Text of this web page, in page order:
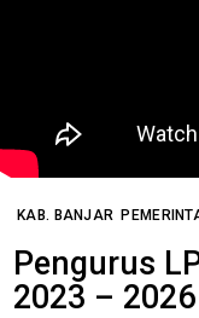
KAB. BANJAR
Pengurus
2023 –